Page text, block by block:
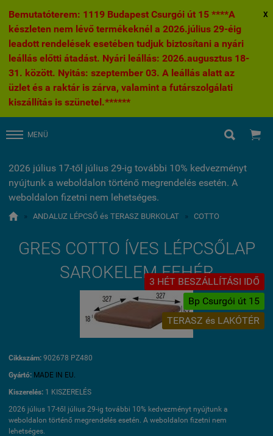
Bemutatóterem: 1119 Budapest Csurgói út 15 ****A
készleten nem lévő termékeknél a 2026.július 29-éig
leadott rendelések esetében tudjuk biztosítani a nyári
leállás előtti átadást. Nyári leállás: 2026.augusztus 18-
31. között. Nyitás: szeptember 03. A leállás alatt az
üzlet és a raktár is zárva, valamint a futárszolgálati
kiszállítás is szünetel.******
X
MENÜ  
2026 július 17-től július 29-ig további 10% kedvezményt
nyújtunk a weboldalon történő megrendelés esetén. A
weboldalon fizetni nem lehetséges.
 » ANDALUZ LÉPCSŐ és TERASZ BURKOLAT » COTTO
GRES COTTO ÍVES LÉPCSŐLAP
SAROKELEM FEHÉR
3 HÉT BESZÁLLÍTÁSI IDŐ
Bp Csurgói út 15
TERASZ és LAKÓTÉR
Cikkszám: 902678 PZ480
Gyártó: MADE IN EU.
Kiszerelés: 1 KISZERELÉS
2026 július 17-től július 29-ig további 10% kedvezményt nyújtunk a
weboldalon történő megrendelés esetén. A weboldalon fizetni nem
lehetséges.